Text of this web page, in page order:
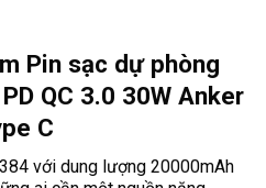
Pin sạc dự phòng
QC 3.0 30W Anker
C
với dung lượng 20000mAh